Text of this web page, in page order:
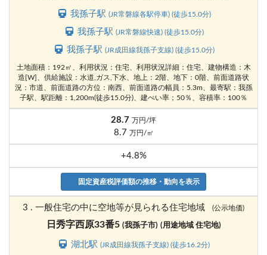
我孫子駅 (JR常磐線各駅停車) (徒歩15.0分)
我孫子駅 (JR常磐線快速) (徒歩15.0分)
我孫子駅 (JR成田線我孫子支線) (徒歩15.0分)
土地面積：192㎡、利用状況：住宅、利用状況詳細：住宅、建物構造：木
造[W]、供給施設：水道,ガス,下水、地上：2階、地下：0階、前面道路状
況：市道、前面道路の方位：南西、前面道路の幅員：5.3m、最寄駅：我孫
子駅、駅距離：1,200m(徒歩15.0分)、建ぺい率；50％、容積率：100％
28.7 万円/坪
8.7 万円/㎡
+4.8%
固定資産税評価額の推移・動向を表示
3 . 一般住宅の中に空地等が見られる住宅地域 (公示地価)
日秀字西原33番5 (我孫子市) (用途地域 住宅地)
湖北駅(JR成田線我孫子支線) (徒歩16.2分)